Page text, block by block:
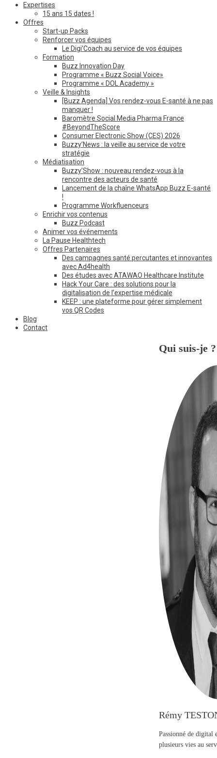
Expertises
15 ans 15 dates !
Offres
Start-up Packs
Renforcer vos équipes
Le Digi’Coach au service de vos équipes
Formation
Buzz Innovation Day
Programme « Buzz Social Voice»
Programme « DOL Academy »
Veille & Insights
[Buzz Agenda] Vos rendez-vous E-santé à ne pas
manquer !
Baromètre Social Media Pharma France
#BeyondTheScore
Consumer Electronic Show (CES) 2026
Buzzy’News : la veille au service de votre
stratégie
Médiatisation
Buzzy’Show : nouveau rendez-vous à la
rencontre des acteurs de santé
Lancement de la chaîne WhatsApp Buzz E-santé
!
Programme Workfluenceurs
Enrichir vos contenus
Buzz Podcast
Animer vos événements
La Pause Healthtech
Offres Partenaires
Des campagnes santé percutantes et innovantes
avec Ad4health
Des études avec ATAWAO Healthcare Institute
Hack Your Care : des solutions pour la
digitalisation de l’expertise médicale
KEEP : une plateforme pour gérer simplement
vos QR Codes
Blog
Contact
Qui suis-je ?
Rémy
Passionné de digital
plusieurs vies au